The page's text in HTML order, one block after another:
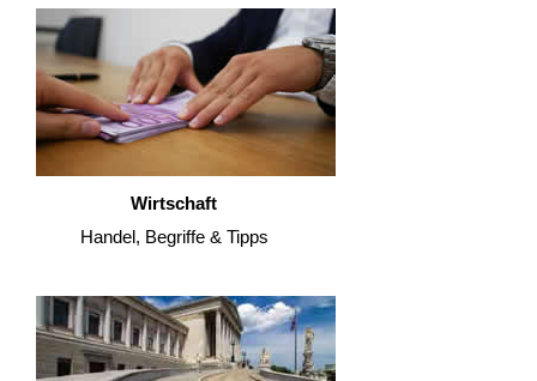
Wirtschaft
Handel, Begriffe & Tipps